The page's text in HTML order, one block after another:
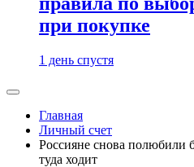
при покупке
1 день спустя
Главная
Личный счет
Россияне снова полюбили
туда ходит